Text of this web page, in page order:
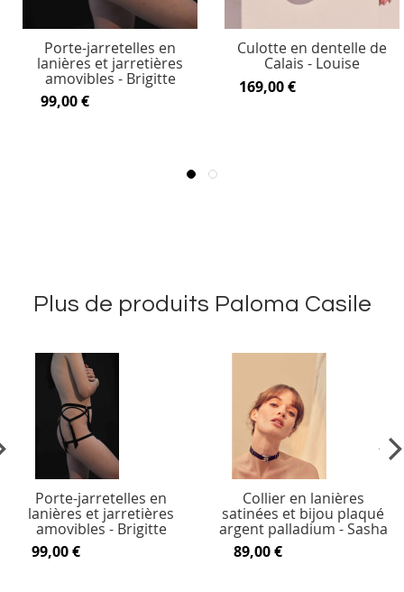
Porte-jarretelles en
lanières et jarretières
amovibles - Brigitte
99,00 €
Culotte en dentelle de
Calais - Louise
169,00 €
Plus de produits Paloma Casile
Porte-jarretelles en
lanières et jarretières
amovibles - Brigitte
99,00 €
Collier en lanières
satinées et bijou plaqué
argent palladium - Sasha
89,00 €